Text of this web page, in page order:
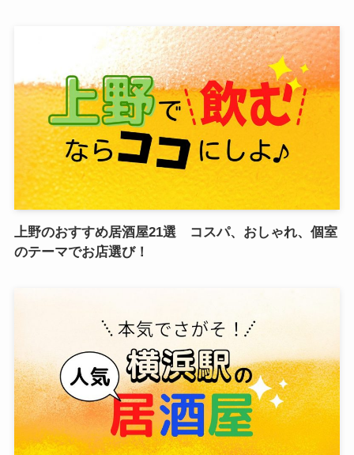
上野のおすすめ居酒屋21選 コスパ、おしゃれ、個室
のテーマでお店選び！